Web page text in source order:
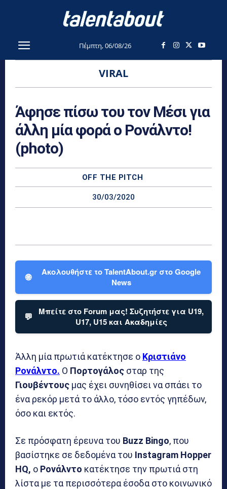
Πέμπτη, 06/08/26
VIRAL
Άφησε πίσω του τον Μέσι για
άλλη μία φορά ο Ρονάλντο!
(photo)
OFF THE PITCH
30/03/2020
🌐
Ακολουθήστε το TalentAbout.gr στο Google
News
💬
Μπείτε στο Forum μας! Συζητήστε για U19,
U17, U15 και Ακαδημίες
Άλλη μία πρωτιά κατέκτησε ο Κριστιάνο
Ρονάλντο. Ο Πορτογάλος σταρ της
Γιουβέντους μας έχει συνηθίσει να σπάει το
ένα ρεκόρ μετά το άλλο, τόσο εντός γηπέδων,
όσο και εκτός.
Σε πρόσφατη έρευνα του Buzz Bingo, που
βασίστηκε σε δεδομένα του Instagram Hopper
HQ, ο Ρονάλντο κατέκτησε την πρωτιά στη
λίστα με τα περισσότερα έσοδα στο κοινωνικό